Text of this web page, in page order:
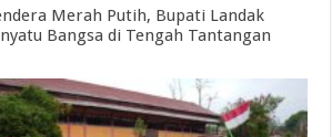
Merah Putih, Bupati Landak
Bangsa di Tengah Tantangan